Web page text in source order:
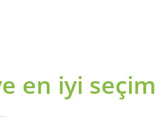
en iyi seçim